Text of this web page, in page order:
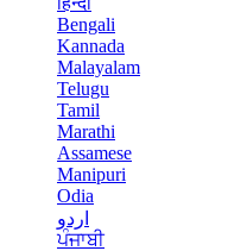
Bengali
Kannada
Malayalam
Telugu
Tamil
Marathi
Assamese
Manipuri
Odia
اردو
ਪੰਜਾਬੀ